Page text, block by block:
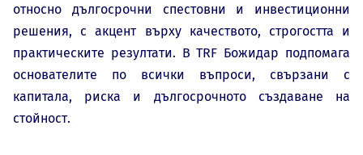
относно дългосрочни спестовни и инвестиционни
решения, с акцент върху качеството, строгостта и
практическите резултати. В TRF Божидар подпомага
основателите по всички въпроси, свързани с
капитала, риска и дългосрочното създаване на
стойност.